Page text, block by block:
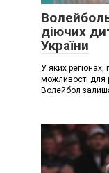
діючих
України
У яких
можливості для
Волейбол